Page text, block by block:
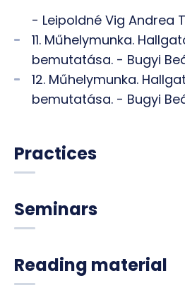
- Leipoldné Vig Andrea
11. Műhelymunka.
bemutatása. - Bugyi
12. Műhelymunka.
bemutatása. - Bugyi
Practices
Seminars
Reading material